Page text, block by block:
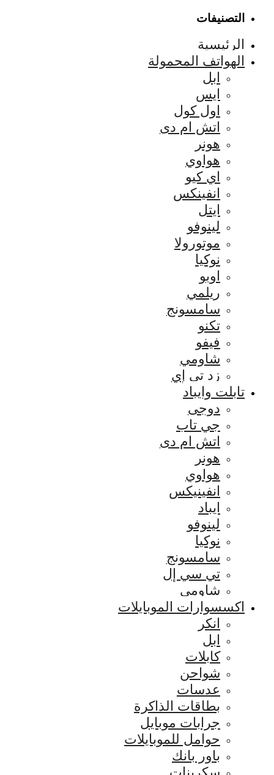
التصنيفات
الرئيسية
الهواتف المحمولة
ابل
ايس
اول كول
اتش ام دى
هونر
هواوي
اي كيو
انفينكس
ايتل
لينوفو
موتورولا
نوكيا
اوبو
ريلمي
سامسونج
تكنو
فيفو
شاومي
زد تي إي
تابلت وايباد
دوجى
جي تاب
اتش ام دى
هونر
هواوي
انفينيكس
ايباد
لينوفو
نوكيا
سامسونج
تي سي إل
شاومي
اكسسوارات الموبايلات
انكر
ابل
كابلات
شواحن
عدسات
بطاقات الذاكرة
جرابات موبايل
حوامل للموبايلات
باور بانك